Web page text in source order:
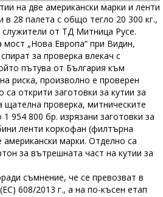
на две американски марки и ленти
в 28 палета с общо тегло 20 300 кг.,
от ТД Митница Русе.
„Нова Европа“ при Видин,
за проверка влекач с
пътува от България към
риска, произволно е проверен
открити заготовки за кутии за
щателна проверка, митническите
954 800 бр. изрязани заготовки за
ленти коркофан (филтърна
американски марки. Отделно са
за вътрешната част на кутии за
съмнение, че се превозват в
608/2013 г., а на по-късен етап